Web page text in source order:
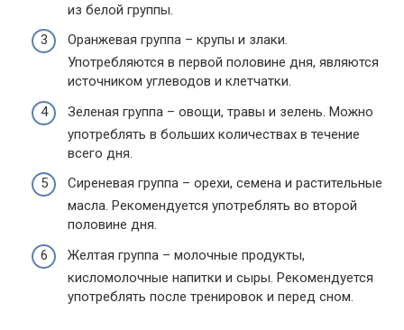
из белой группы.
Оранжевая группа – крупы и злаки.
Употребляются в первой половине дня, являются
источником углеводов и клетчатки.
Зеленая группа – овощи, травы и зелень. Можно
употреблять в больших количествах в течение
всего дня.
Сиреневая группа – орехи, семена и растительные
масла. Рекомендуется употреблять во второй
половине дня.
Желтая группа – молочные продукты,
кисломолочные напитки и сыры. Рекомендуется
употреблять после тренировок и перед сном.